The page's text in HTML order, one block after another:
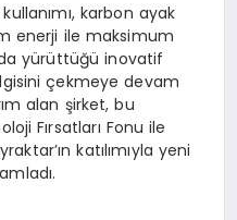
karbon ayak
enerji ile maksimum
yürüttüğü inovatif
ilgisini çekmeye devam
alan şirket, bu
Fırsatları Fonu ile
katılımıyla yeni